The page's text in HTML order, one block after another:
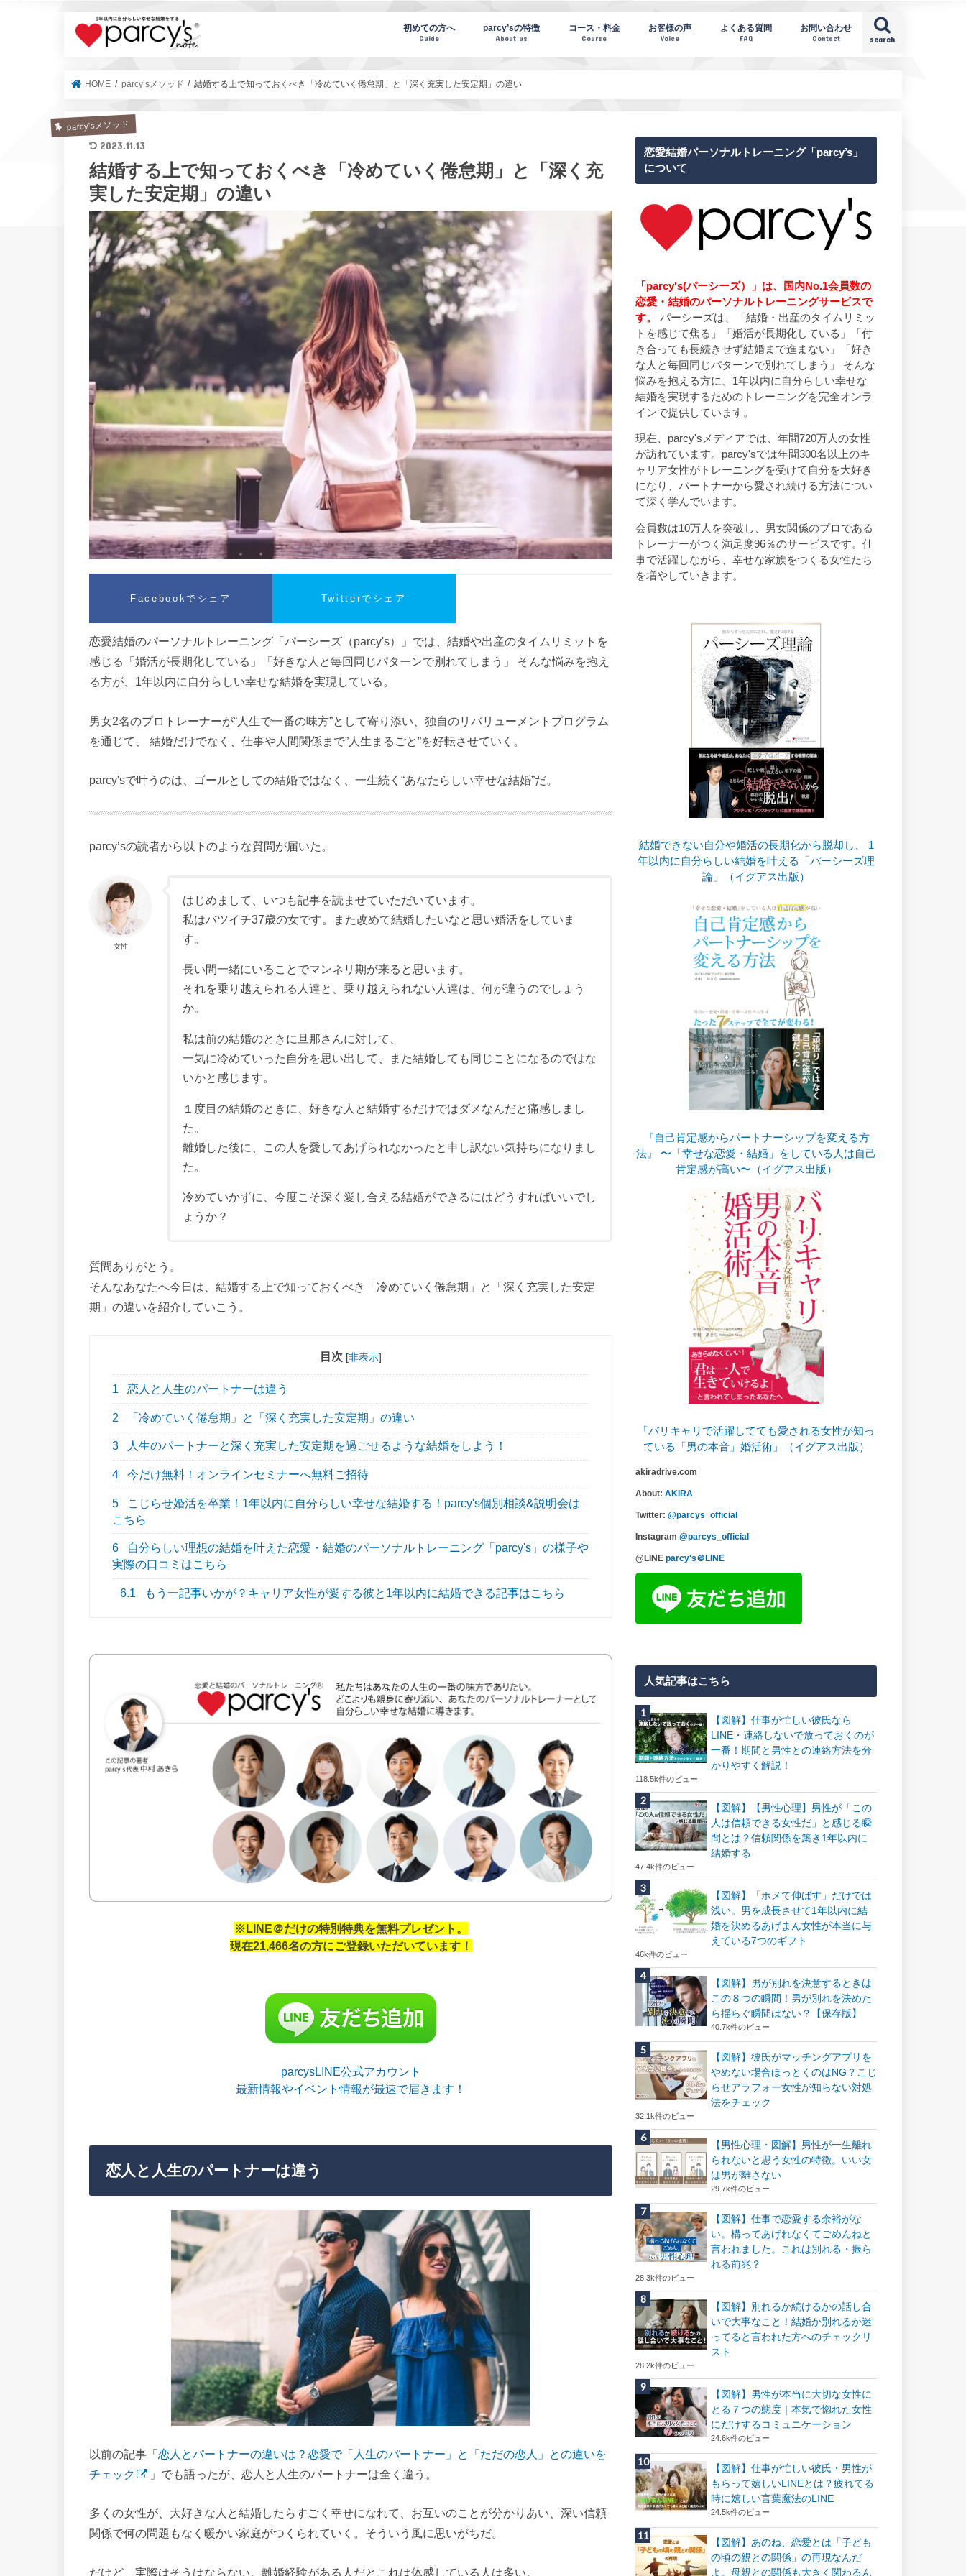
parcy's note(パーシーズノート) search
初めての方へ
Guide
parcy’sの特徴
About us
コース・料金
Course
お客様の声
Voice
よくある質問
FAQ
お問い合わせ
Contact
HOME parcy’sメソッド 結婚する上で知っておくべき「冷めていく倦怠期」と「深く充実した安定期」の違い
parcy’sメソッド
2023.11.13
結婚する上で知っておくべき「冷めていく倦怠期」と「深く充
実した安定期」の違い
Facebookでシェア Twitterでシェア
恋愛結婚のパーソナルトレーニング「パーシーズ（parcy's）」では、結婚や出産のタイムリミットを
感じる「婚活が長期化している」「好きな人と毎回同じパターンで別れてしまう」 そんな悩みを抱え
る方が、1年以内に自分らしい幸せな結婚を実現している。
男女2名のプロトレーナーが“人生で一番の味方”として寄り添い、独自のリバリューメントプログラム
を通じて、 結婚だけでなく、仕事や人間関係まで”人生まるごと”を好転させていく。
parcy'sで叶うのは、ゴールとしての結婚ではなく、一生続く“あなたらしい幸せな結婚”だ。
parcy’sの読者から以下のような質問が届いた。
女性
はじめまして、いつも記事を読ませていただいています。
私はバツイチ37歳の女です。また改めて結婚したいなと思い婚活をしていま
す。
長い間一緒にいることでマンネリ期が来ると思います。
それを乗り越えられる人達と、乗り越えられない人達は、何が違うのでしょう
か。
私は前の結婚のときに旦那さんに対して、
一気に冷めていった自分を思い出して、また結婚しても同じことになるのではな
いかと感じます。
１度目の結婚のときに、好きな人と結婚するだけではダメなんだと痛感しまし
た。
離婚した後に、この人を愛してあげられなかったと申し訳ない気持ちになりまし
た。
冷めていかずに、今度こそ深く愛し合える結婚ができるにはどうすればいいでし
ょうか？
質問ありがとう。
そんなあなたへ今日は、結婚する上で知っておくべき「冷めていく倦怠期」と「深く充実した安定
期」の違いを紹介していこう。
目次 [非表示]
1 恋人と人生のパートナーは違う
2 「冷めていく倦怠期」と「深く充実した安定期」の違い
3 人生のパートナーと深く充実した安定期を過ごせるような結婚をしよう！
4 今だけ無料！オンラインセミナーへ無料ご招待
5
こじらせ婚活を卒業！1年以内に自分らしい幸せな結婚する！parcy's個別相談&説明会は
こちら
6
自分らしい理想の結婚を叶えた恋愛・結婚のパーソナルトレーニング「parcy's」の様子や
実際の口コミはこちら
6.1 もう一記事いかが？キャリア女性が愛する彼と1年以内に結婚できる記事はこちら
※LINE＠だけの特別特典を無料プレゼント。
現在21,466名の方にご登録いただいています！
parcysLINE公式アカウント
最新情報やイベント情報が最速で届きます！
恋人と人生のパートナーは違う
以前の記事「恋人とパートナーの違いは？恋愛で「人生のパートナー」と「ただの恋人」との違いを
チェック
」でも語ったが、恋人と人生のパートナーは全く違う。
多くの女性が、大好きな人と結婚したらすごく幸せになれて、お互いのことが分かりあい、深い信頼
関係で何の問題もなく暖かい家庭がつくられていく。そういう風に思いがちだ。
だけど、実際はそうはならない。離婚経験がある人だとこれは体感している人は多い。
恋愛結婚パーソナルトレーニング「parcy’s」
について
「parcy's(パーシーズ）」は、国内No.1会員数の
恋愛・結婚のパーソナルトレーニングサービスで
す。
パーシーズは、「結婚・出産のタイムリミッ
トを感じて焦る」「婚活が長期化している」「付
き合っても長続きせず結婚まで進まない」「好き
な人と毎回同じパターンで別れてしまう」 そんな
悩みを抱える方に、1年以内に自分らしい幸せな
結婚を実現するためのトレーニングを完全オンラ
インで提供しています。
現在、parcy'sメディアでは、年間720万人の女性
が訪れています。parcy'sでは年間300名以上のキ
ャリア女性がトレーニングを受けて自分を大好き
になり、パートナーから愛され続ける方法につい
て深く学んでいます。
会員数は10万人を突破し、男女関係のプロである
トレーナーがつく満足度96％のサービスです。仕
事で活躍しながら、幸せな家族をつくる女性たち
を増やしていきます。
結婚できない自分や婚活の長期化から脱却し、 1
年以内に自分らしい結婚を叶える「パーシーズ理
論」（イグアス出版）
『自己肯定感からパートナーシップを変える方
法』 〜「幸せな恋愛・結婚」をしている人は自己
肯定感が高い〜（イグアス出版）
「バリキャリで活躍してても愛される女性が知っ
ている「男の本音」婚活術」（イグアス出版）
akiradrive.com
About: AKIRA
Twitter: @parcys_official
Instagram @parcys_official
@LINE parcy's＠LINE
人気記事はこちら
【図解】仕事が忙しい彼氏なら
LINE・連絡しないで放っておくのが
一番！期間と男性との連絡方法を分
かりやすく解説！
118.5k件のビュー
【図解】【男性心理】男性が「この
人は信頼できる女性だ」と感じる瞬
間とは？信頼関係を築き1年以内に
結婚する
47.4k件のビュー
【図解】「ホメて伸ばす」だけでは
浅い。男を成長させて1年以内に結
婚を決めるあげまん女性が本当に与
えている7つのギフト
46k件のビュー
【図解】男が別れを決意するときは
この８つの瞬間！男が別れを決めた
ら揺らぐ瞬間はない？【保存版】
40.7k件のビュー
【図解】彼氏がマッチングアプリを
やめない場合ほっとくのはNG？こじ
らせアラフォー女性が知らない対処
法をチェック
32.1k件のビュー
【男性心理・図解】男性が一生離れ
られないと思う女性の特徴。いい女
は男が離さない
29.7k件のビュー
【図解】仕事で恋愛する余裕がな
い。構ってあげれなくてごめんねと
言われました。これは別れる・振ら
れる前兆？
28.3k件のビュー
【図解】別れるか続けるかの話し合
いで大事なこと！結婚か別れるか迷
ってると言われた方へのチェックリ
スト
28.2k件のビュー
【図解】男性が本当に大切な女性に
とる７つの態度｜本気で惚れた女性
にだけするコミュニケーション
24.6k件のビュー
【図解】仕事が忙しい彼氏・男性が
もらって嬉しいLINEとは？疲れてる
時に嬉しい言葉魔法のLINE
24.5k件のビュー
【図解】あのね、恋愛とは「子ども
の頃の親との関係」の再現なんだ
よ。母親との関係も大きく関わるん